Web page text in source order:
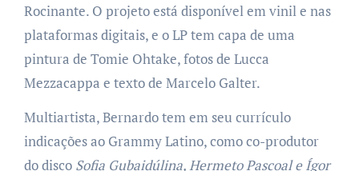
Rocinante. O projeto está disponível em vinil e nas
plataformas digitais, e o LP tem capa de uma
pintura de Tomie Ohtake, fotos de Lucca
Mezzacappa e texto de Marcelo Galter.
Multiartista, Bernardo tem em seu currículo
indicações ao Grammy Latino, como co-produtor
do disco Sofia Gubaidúlina, Hermeto Pascoal e Ígor